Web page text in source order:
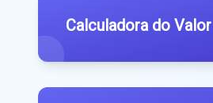
Calculadora do